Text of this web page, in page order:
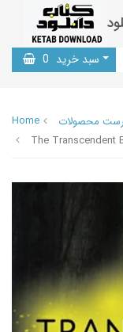
سبد خرید 0
Home
محصولات
The Transcendent